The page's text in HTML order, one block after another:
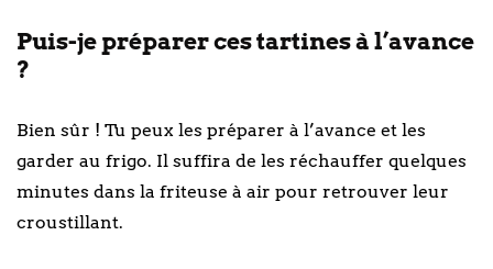
Puis-je préparer ces tartines à l’avance
?
Bien sûr ! Tu peux les préparer à l’avance et les
garder au frigo. Il suffira de les réchauffer quelques
minutes dans la friteuse à air pour retrouver leur
croustillant.